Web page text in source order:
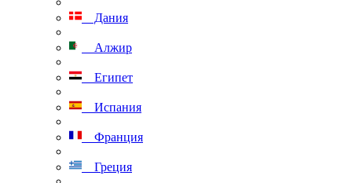
Дания
Алжир
Египет
Испания
Франция
Греция